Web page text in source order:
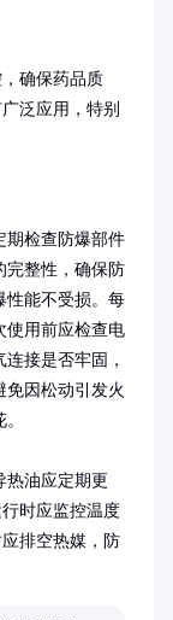
确保药品质
泛应用，特别
期检查防爆部件
完整性，确保防
性能不受损。每
使用前应检查电
连接是否牢固，
免因松动引发火
热油应定期更
时应监控温度
排空热媒，防